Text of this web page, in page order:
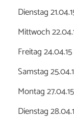
Dienstag
Mittwoch
Freitag
Samstag
Montag
Dienstag